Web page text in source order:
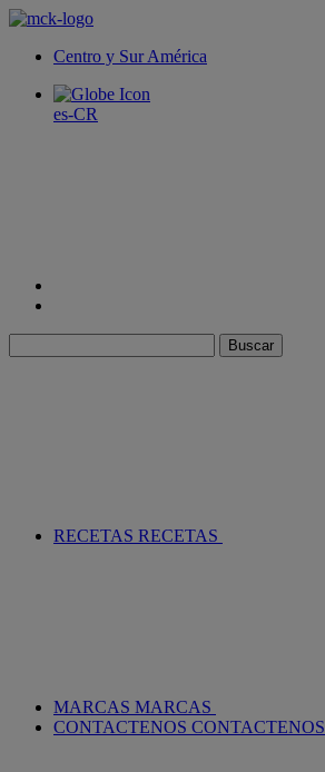
Centro y Sur América
es-CR
Buscar
RECETAS RECETAS
MARCAS MARCAS
CONTACTENOS CONTACTENOS